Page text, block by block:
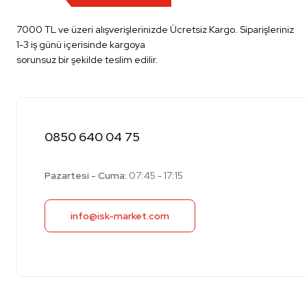
7000 TL ve üzeri alışverişlerinizde Ücretsiz Kargo. Siparişleriniz
1-3 iş günü içerisinde kargoya
sorunsuz bir şekilde teslim edilir.
0850 640 04 75
Pazartesi - Cuma: 07:45 - 17:15
info@isk-market.com